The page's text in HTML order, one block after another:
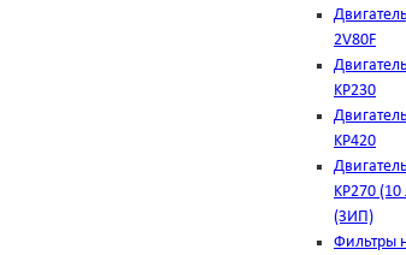
2V80F
KP230
KP420
KP270 (10
(ЗИП)
Фильтры